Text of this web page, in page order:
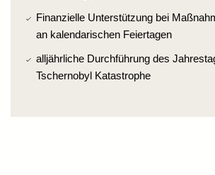
Finanzielle Unterstützung bei
an kalendarischen Feiertagen
alljährliche Durchführung des
Tschernobyl Katastrophe